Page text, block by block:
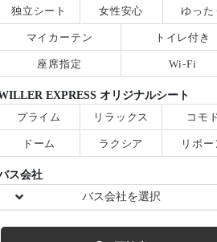
独立シート
女性安心 ゆった
マイカーテン トイレ付き
座席指定 Wi-Fi
EXPRESS オリジナルシート
プライム
リラックス コモ
ドーム ラクシア リボー
ス会社
バス会社を選択